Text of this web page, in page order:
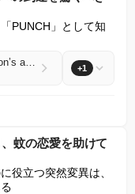
PUNCH」として知
NASA mission predicts solar explosion’s arrival at Earth with stunning precision +1
蚊の恋愛を助けて
役立つ突然変異は、